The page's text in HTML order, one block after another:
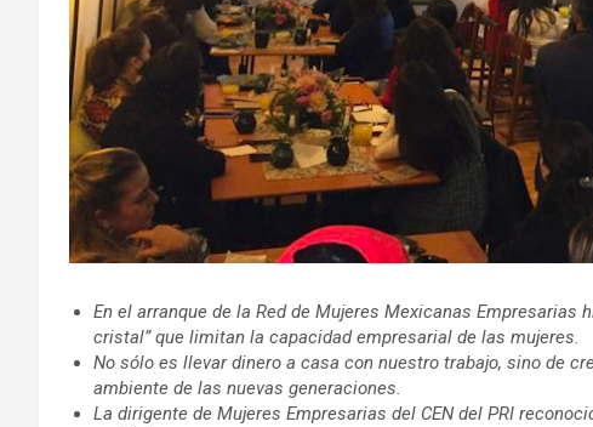
En el arranque de la Red de Mujeres Mexicanas Empresarias
cristal” que limitan la capacidad empresarial de las mujeres.
No sólo es llevar dinero a casa con nuestro trabajo, sino de
ambiente de las nuevas generaciones.
La dirigente de Mujeres Empresarias del CEN del PRI